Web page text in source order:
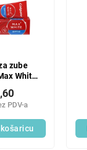
zube
White
PDV-a